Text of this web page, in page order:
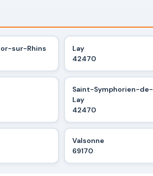
sur-Rhins
Lay
42470
Saint-Symphorien-de-
Lay
42470
Valsonne
69170